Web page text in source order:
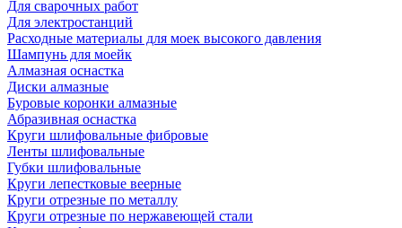
Для сварочных работ
Для электростанций
Расходные материалы для моек высокого давления
Шампунь для моейк
Алмазная оснастка
Диски алмазные
Буровые коронки алмазные
Абразивная оснастка
Круги шлифовальные фибровые
Ленты шлифовальные
Губки шлифовальные
Круги лепестковые веерные
Круги отрезные по металлу
Круги отрезные по нержавеющей стали